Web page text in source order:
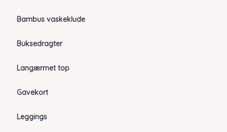
Bambus vaskeklude
Buksedragter
Langærmet top
Gavekort
Leggings